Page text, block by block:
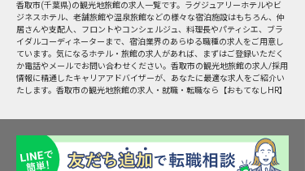
香取市(千葉県)の観光地旅館の求人一覧です。ラグジュアリーホテルやビ
ジネスホテル、老舗旅館や温泉旅館などの様々な宿泊施設はもちろん、仲
居さんや支配人、フロントやコンシェルジュ、料理長やパティシエ、ブラ
イダルコーディネーターまで、宿泊業界のあらゆる職種の求人をご用意し
ています。気になるホテル・旅館の求人があれば、まずはご登録いただく
か電話やメールでお問い合わせください。香取市の観光地旅館の求人/採用
情報に精通したキャリアアドバイザーが、あなたに最適な求人をご紹介い
たします。香取市の観光地旅館の求人・就職・転職なら【おもてなしHR】